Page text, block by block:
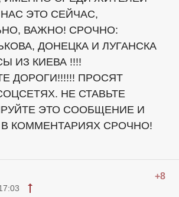
ЭТО СЕЙЧАС,
ВАЖНО! СРОЧНО:
ДОНЕЦКА И ЛУГАНСКА
ИЗ КИЕВА !!!!
ДОРОГИ!!!!!! ПРОСЯТ
НЕ СТАВЬТЕ
ЭТО СООБЩЕНИЕ И
КОММЕНТАРИЯХ СРОЧНО!
+8